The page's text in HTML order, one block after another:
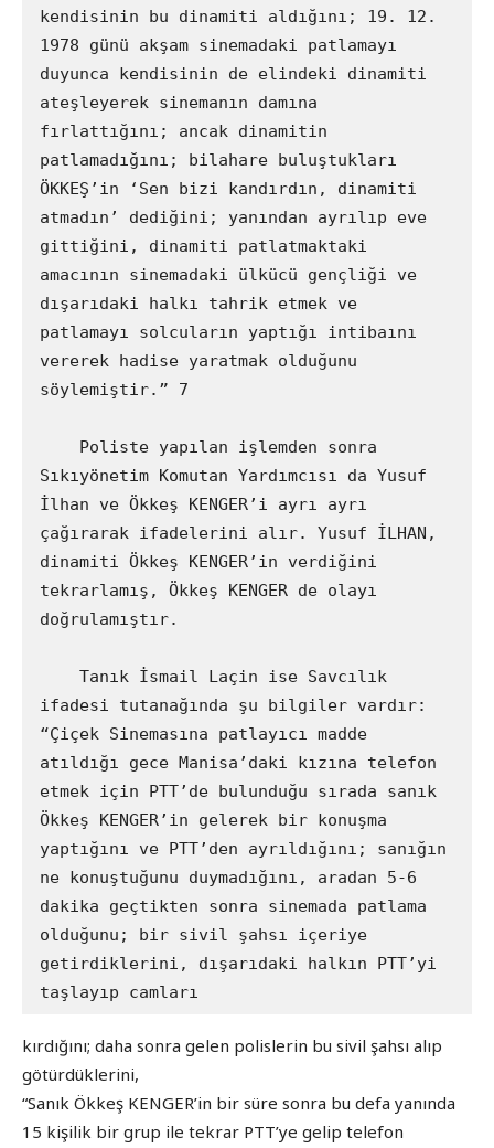
kendisinin bu dinamiti aldığını; 19. 12.
1978 günü akşam sinemadaki patlamayı
duyunca kendisinin de elindeki dinamiti
ateşleyerek sinemanın damına
fırlattığını; ancak dinamitin
patlamadığını; bilahare buluştukları
ÖKKEŞ’in ‘Sen bizi kandırdın, dinamiti
atmadın’ dediğini; yanından ayrılıp eve
gittiğini, dinamiti patlatmaktaki
amacının sinemadaki ülkücü gençliği ve
dışarıdaki halkı tahrik etmek ve
patlamayı solcuların yaptığı intibaını
vererek hadise yaratmak olduğunu
söylemiştir.” 7
Sıkıyönetim Komutan Yardımcısı da Yusuf
İlhan ve Ökkeş KENGER’i ayrı ayrı
çağırarak ifadelerini alır. Yusuf İLHAN,
dinamiti Ökkeş KENGER’in verdiğini
tekrarlamış, Ökkeş KENGER de olayı
doğrulamıştır.
ifadesi tutanağında şu bilgiler vardır:
“Çiçek Sinemasına patlayıcı madde
atıldığı gece Manisa’daki kızına telefon
etmek için PTT’de bulunduğu sırada sanık
Ökkeş KENGER’in gelerek bir konuşma
yaptığını ve PTT’den ayrıldığını; sanığın
ne konuştuğunu duymadığını, aradan 5-6
dakika geçtikten sonra sinemada patlama
olduğunu; bir sivil şahsı içeriye
getirdiklerini, dışarıdaki halkın PTT’yi
taşlayıp camları
kırdığını; daha sonra gelen polislerin bu sivil şahsı alıp
götürdüklerini,
“Sanık Ökkeş KENGER’in bir süre sonra bu defa yanında
15 kişilik bir grup ile tekrar PTT’ye gelip telefon